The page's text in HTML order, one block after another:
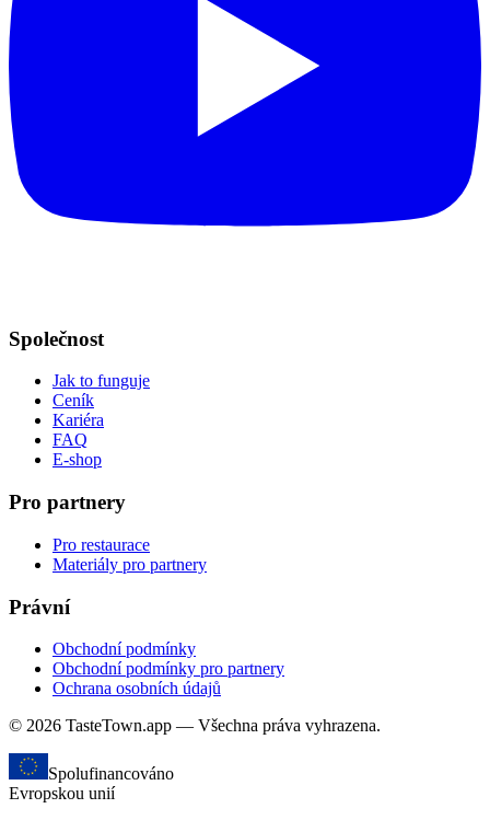
Společnost
Jak to funguje
Ceník
Kariéra
FAQ
E-shop
Pro partnery
Pro restaurace
Materiály pro partnery
Právní
Obchodní podmínky
Obchodní podmínky pro partnery
Ochrana osobních údajů
© 2026 TasteTown.app — Všechna práva vyhrazena.
Spolufinancováno
Evropskou unií